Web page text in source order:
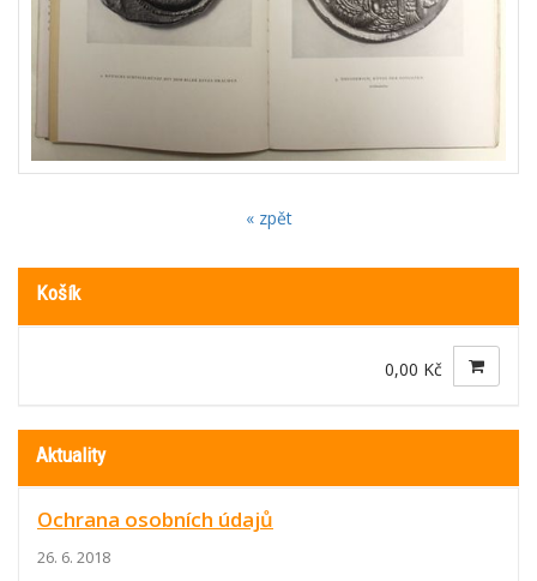
« zpět
Košík
0,00 Kč
Aktuality
Ochrana osobních údajů
26. 6. 2018